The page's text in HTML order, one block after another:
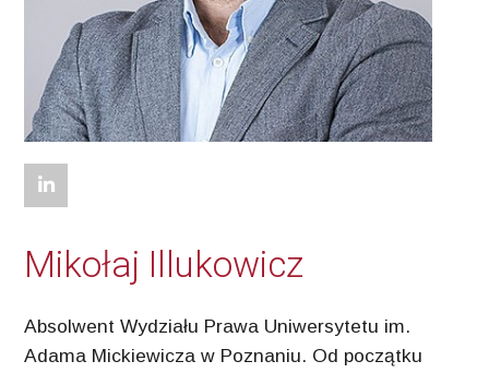
Mikołaj Illukowicz
Absolwent Wydziału Prawa Uniwersytetu im.
Adama Mickiewicza w Poznaniu. Od początku